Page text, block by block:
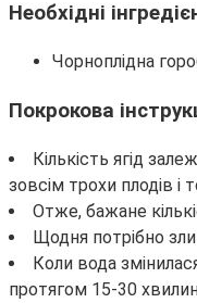
Необхідні
Чорноплідна
Покрокова
Кількість ягід
зовсім трохи плодів і
Отже, бажане
Щодня потрібно
Коли вода
протягом 15-30